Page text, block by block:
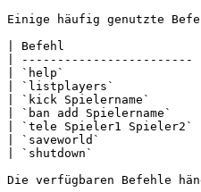
Einige häufig genutzte
| Befehl
|
| `help`                   |
| `listplayers`            |
| `kick Spielername`
| `ban add
| `tele Spieler1 Spieler2`
| `saveworld`
| `shutdown`
Die verfügbaren Befehle